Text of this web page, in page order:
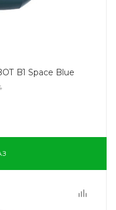
B1 Space Blue